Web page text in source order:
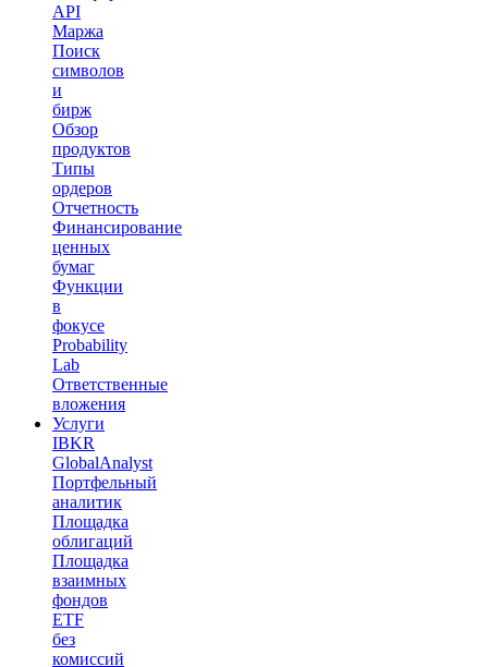
API
Маржа
Поиск
символов
и
бирж
Обзор
продуктов
Типы
ордеров
Отчетность
Финансирование
ценных
бумаг
Функции
в
фокусе
Probability
Lab
Ответственные
вложения
Услуги
IBKR
GlobalAnalyst
Портфельный
аналитик
Площадка
облигаций
Площадка
взаимных
фондов
ETF
без
комиссий